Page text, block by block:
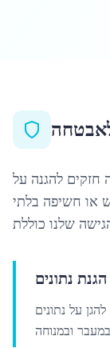
חזקים להגנה על
או חשיפה בלתי
הגנת נתונים
על נתונים